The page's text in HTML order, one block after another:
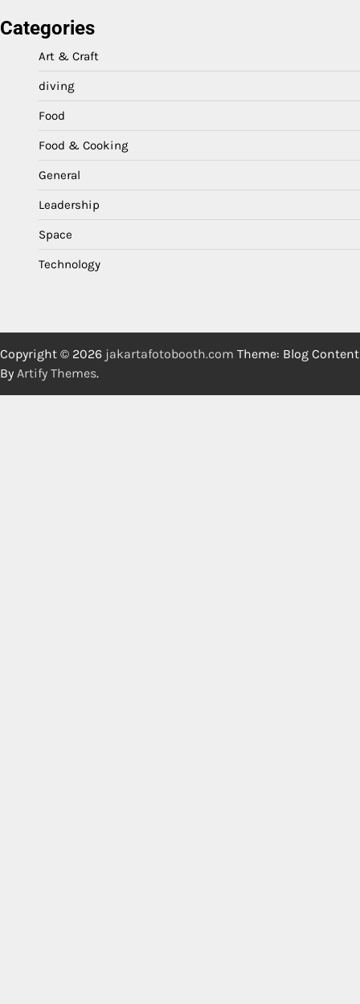
Categories
Art & Craft
diving
Food
Food & Cooking
General
Leadership
Space
Technology
Copyright © 2026 jakartafotobooth.com Theme: Blog Content
By Artify Themes.